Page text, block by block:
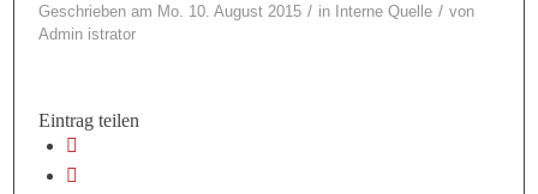
Geschrieben am Mo. 10. August 2015 / in Interne Quelle / von
Admin istrator
Eintrag teilen